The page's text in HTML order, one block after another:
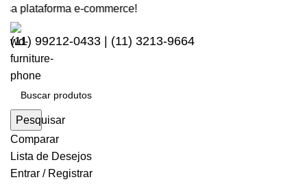
plataforma e-commerce!
(11) 99212-0433 | (11) 3213-9664
Pesquisar
Comparar
Lista de Desejos
Entrar / Registrar